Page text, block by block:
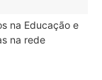
na Educação e
na rede